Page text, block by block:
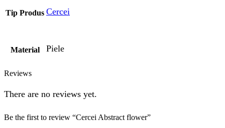
Tip Produs Cercei
Material Piele
Reviews
There are no reviews yet.
Be the first to review “Cercei Abstract flower”